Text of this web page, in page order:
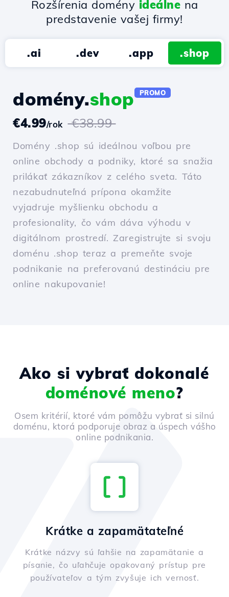
Rozšírenia domény ideálne na
predstavenie vašej firmy!
.ai .dev .app .shop
domény.shop PROMO
€4.99/rok €38.99
Domény .shop sú ideálnou voľbou pre
online obchody a podniky, ktoré sa snažia
prilákať zákazníkov z celého sveta. Táto
nezabudnuteľná prípona okamžite
vyjadruje myšlienku obchodu a
profesionality, čo vám dáva výhodu v
digitálnom prostredí. Zaregistrujte si svoju
doménu .shop teraz a premeňte svoje
podnikanie na preferovanú destináciu pre
online nakupovanie!
Ako si vybrať dokonalé
doménové meno?
Osem kritérií, ktoré vám pomôžu vybrať si silnú
doménu, ktorá podporuje obraz a úspech vášho
online podnikania.
Krátke a zapamätateľné
Krátke názvy sú ľahšie na zapamätanie a
písanie, čo uľahčuje opakovaný prístup pre
používateľov a tým zvyšuje ich vernosť.